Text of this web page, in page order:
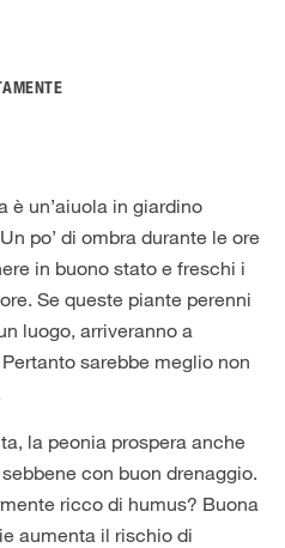
è un’aiuola in giardino
po’ di ombra durante le ore
in buono stato e freschi i
Se queste piante perenni
luogo, arriveranno a
sarebbe meglio non
la peonia prospera anche
con buon drenaggio.
ricco di humus? Buona
aumenta il rischio di